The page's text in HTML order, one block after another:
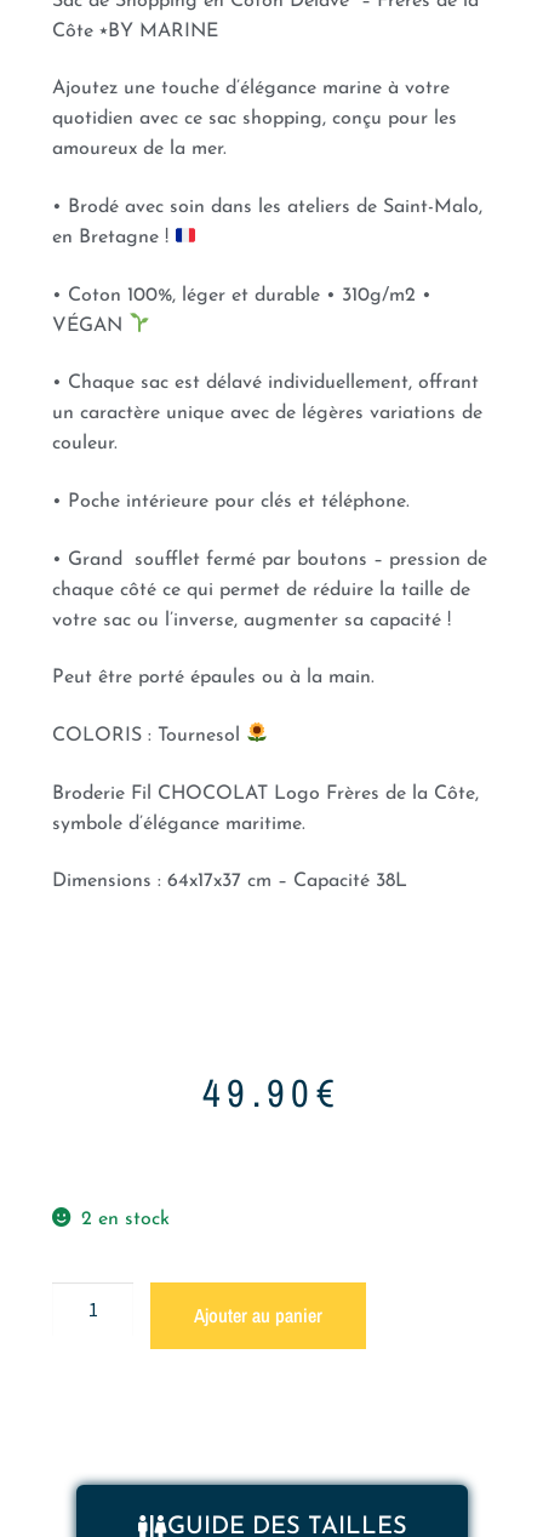
Côte ⭑BY MARINE
Ajoutez une touche d’élégance marine à votre
quotidien avec ce sac shopping, conçu pour les
amoureux de la mer.
• Brodé avec soin dans les ateliers de Saint-Malo,
en Bretagne !
• Coton 100%, léger et durable • 310g/m2 •
VÉGAN
• Chaque sac est délavé individuellement, offrant
un caractère unique avec de légères variations de
couleur.
• Poche intérieure pour clés et téléphone.
• Grand soufflet fermé par boutons – pression de
chaque côté ce qui permet de réduire la taille de
votre sac ou l’inverse, augmenter sa capacité !
Peut être porté épaules ou à la main.
COLORIS : Tournesol
Broderie Fil CHOCOLAT Logo Frères de la Côte,
symbole d’élégance maritime.
Dimensions : 64x17x37 cm – Capacité 38L
49.90€
2 en stock
Ajouter au panier
GUIDE DES TAILLES